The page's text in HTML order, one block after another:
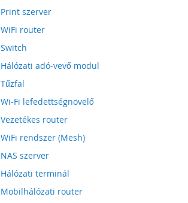
Print szerver
WiFi router
Switch
Hálózati adó-vevő modul
Tűzfal
Wi-Fi lefedettségnövelő
Vezetékes router
WiFi rendszer (Mesh)
NAS szerver
Hálózati terminál
Mobilhálózati router